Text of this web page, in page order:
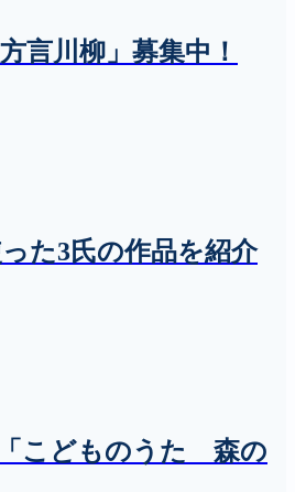
言川柳」募集中！
た3氏の作品を紹介
こどものうた 森の